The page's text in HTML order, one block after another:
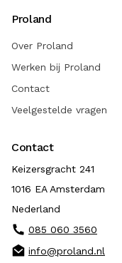
Proland
Over Proland
Werken bij Proland
Contact
Veelgestelde vragen
Contact
Keizersgracht 241
1016 EA Amsterdam
Nederland
085 060 3560
info@proland.nl